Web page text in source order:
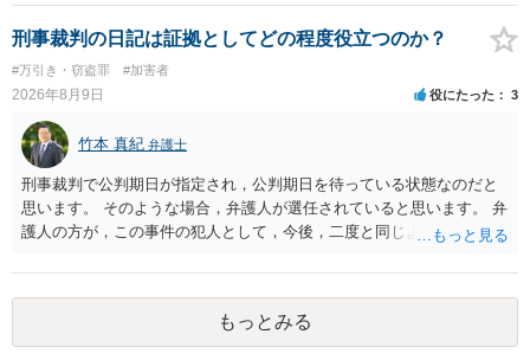
（事件性）とともに，誰の行為かの判断がされる（犯人性）が必要な
のですが，現認時に警察が臨場できる場合以外は，基本的に犯人性を
特定することができません。もちろん，常習性が顕著で，既に前科を
有していて警察に把握されていれば別ですが，そのような方は，この
ような場所に質問を掲げてくることはありません。心配・不安になる
ことはよくわかるのですが，心配・不安を感じている方は，警察に把
握されていることがありませんので，犯人性が特定されることはあり
ません。したがって，自分が犯人であるとされることはないのです。
ですから，相談者の場合は，大丈夫です。安心してください。それで
は，①～③に答えます。 ①について 腕の動き，女性への向かい方をみ
れば，酔っていて偶然の出来事か，意図的に偶然を装うように触った
のかは，わかります。触る瞬間ではなくて，触るまでの状況の方が重
要です。酔っていてふらついていたのであれば，そのときだけふらつ
いているわけではありません。腕の振り方も，そのときだけ偶然大き
くなるわけではありません。ですから，本件では，意図的だと疑われ
刑事裁判の日記は証拠としてどの程度役立つのか？
#万引き・窃盗罪 #加害者
2026年8月9日 役にたった 3
竹本 真紀 弁護士
刑事裁判で公判期日が指定され，公判期日を待っている状態なのだと
思います。 そのような場合，弁護人が選任されていると思います。 弁
護人の方が，この事件の犯人として，今後，二度と同じような犯罪を
いかアドバイスしてくれると思います。そして，書いた内容は，被告
人質問などで活用されることになると思います。 裁判のためだけに記
録するわけではないかもしれませんが，「裁判において証拠として利
用できる可能性があれば」と考えているのであれば，本件について証
もっとみる